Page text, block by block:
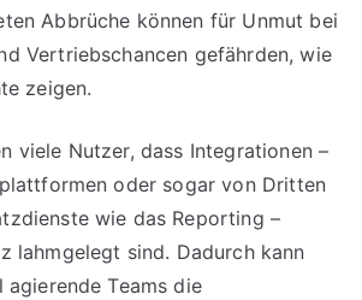
Abbrüche können für Unmut bei
Vertriebschancen gefährden, wie
zeigen.
viele Nutzer, dass Integrationen –
oder sogar von Dritten
wie das Reporting –
lahmgelegt sind. Dadurch kann
Teams die